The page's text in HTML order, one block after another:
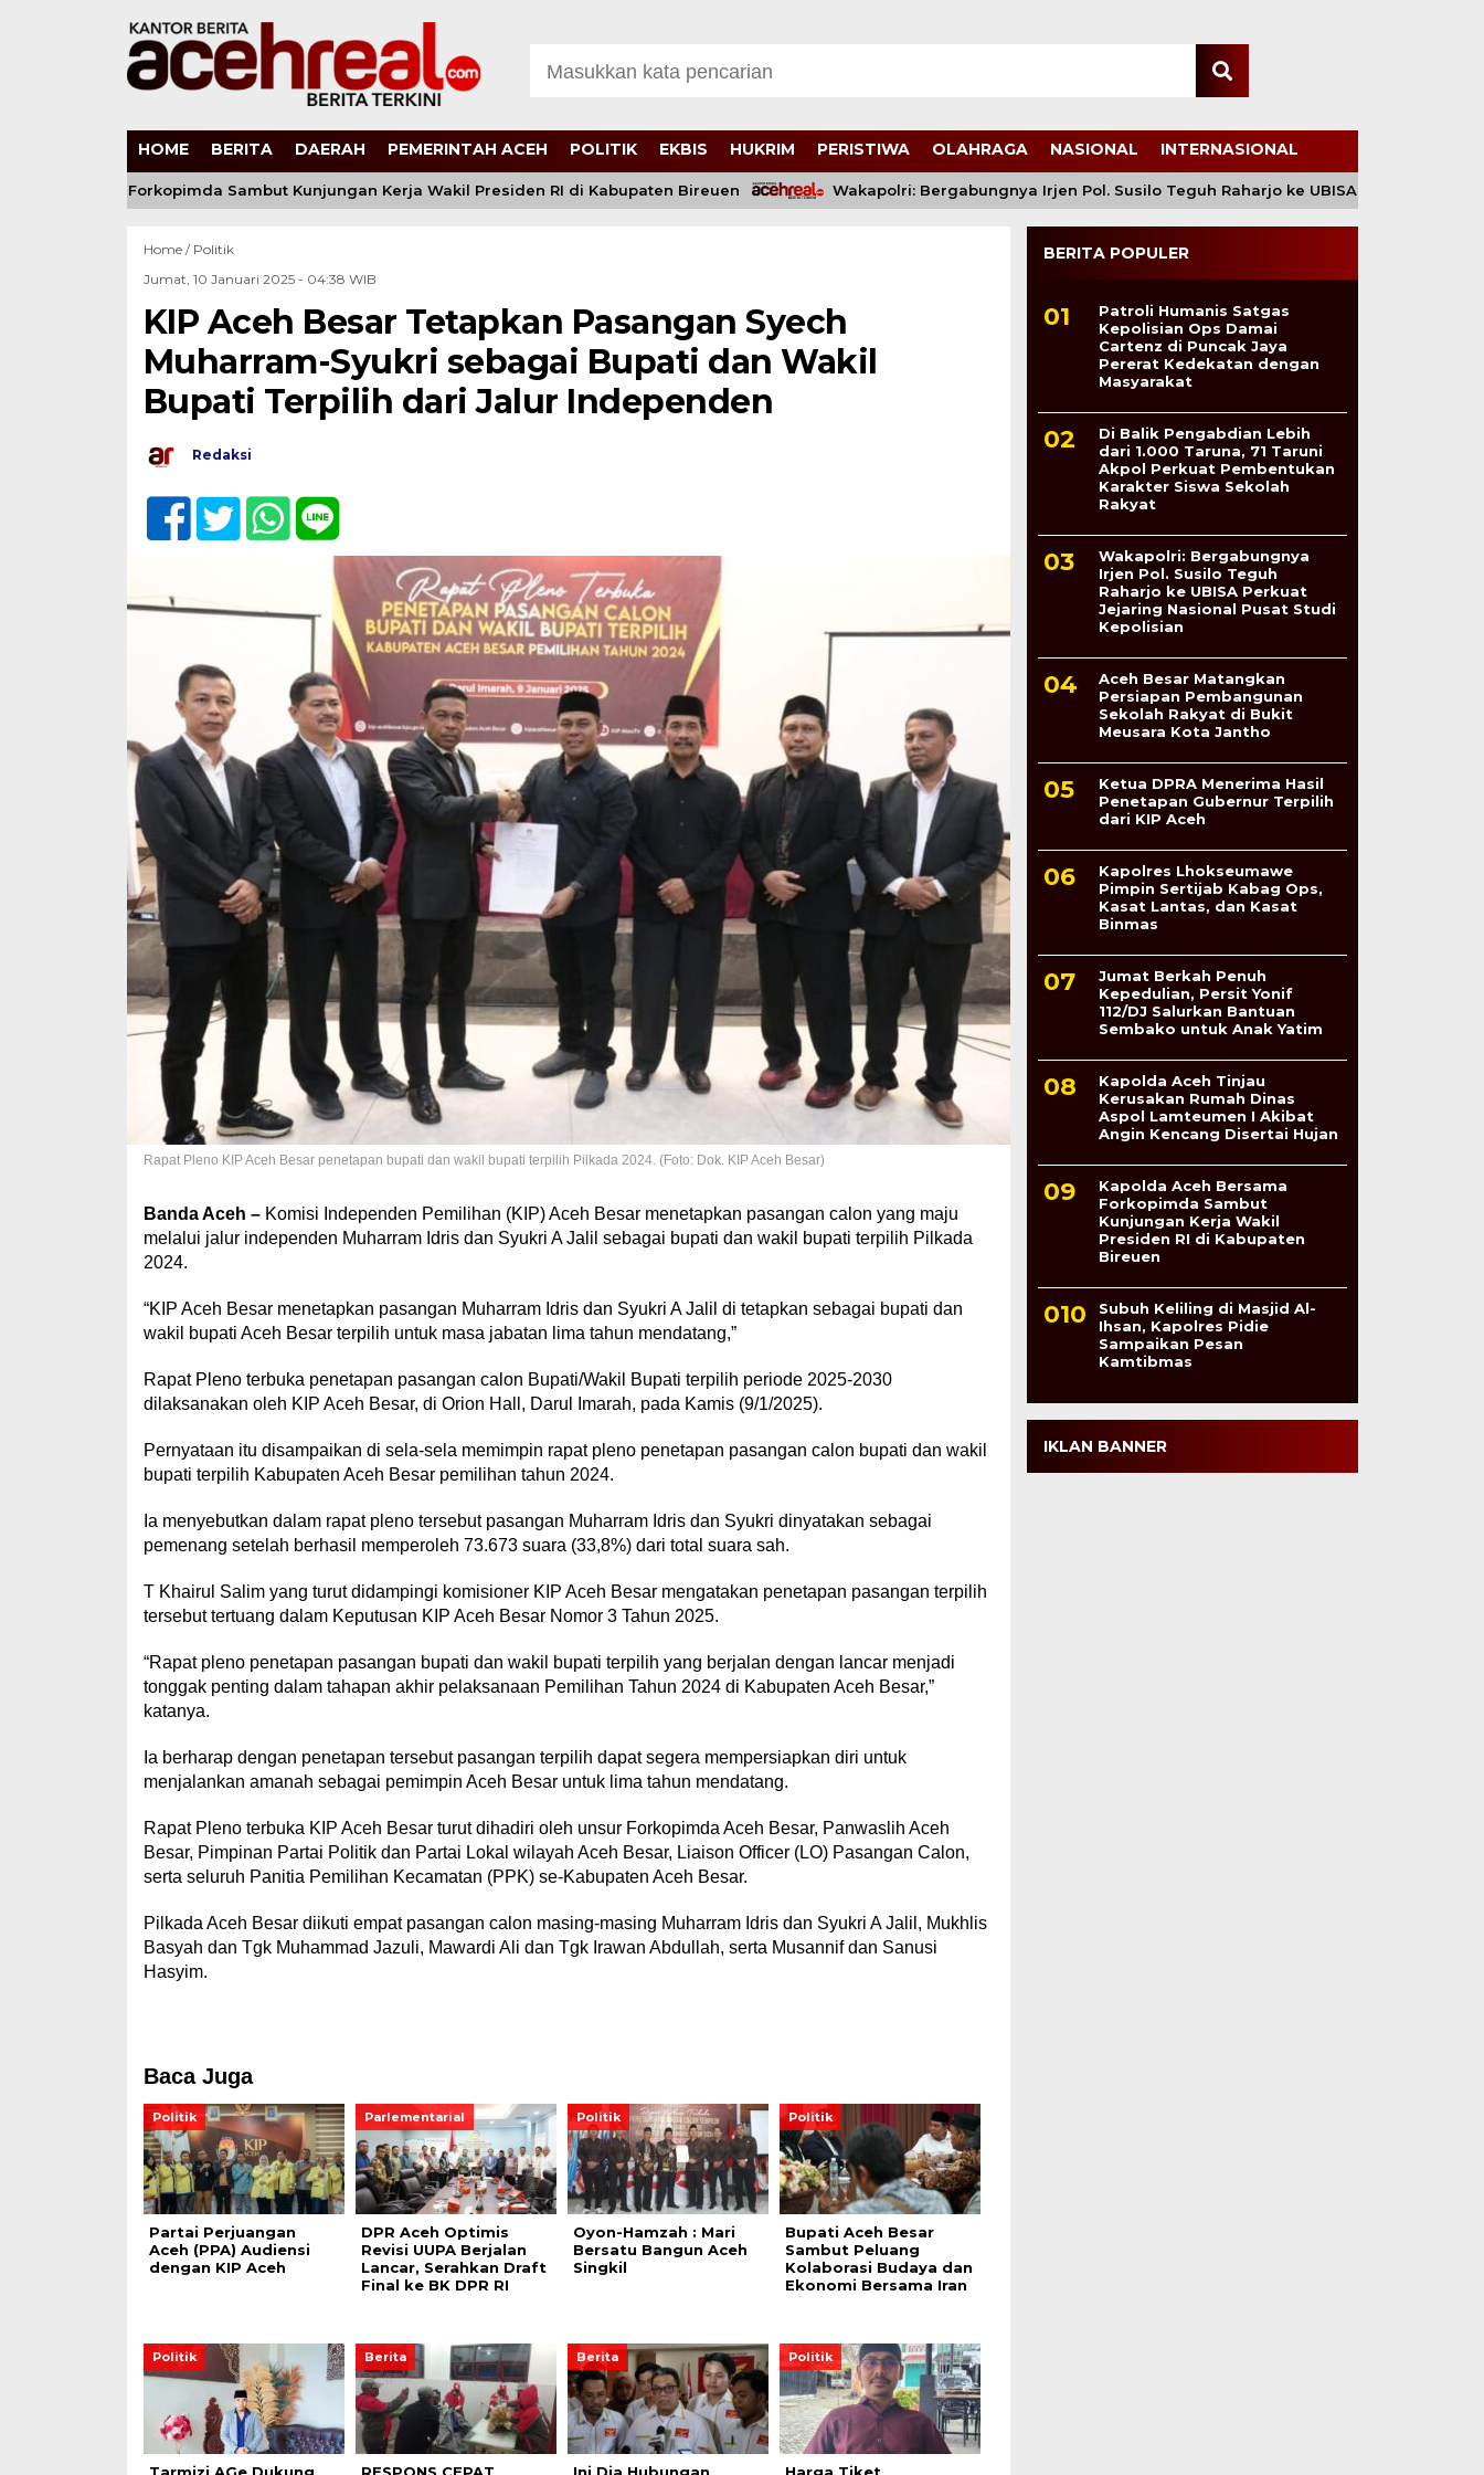
HOME BERITA DAERAH PEMERINTAH ACEH POLITIK EKBIS HUKRIM PERISTIWA OLAHRAGA NASIONAL INTERNASIONAL
Bersama Forkopimda Sambut Kunjungan Kerja Wakil Presiden RI di Kabupaten Bireuen Wakapolri: Bergabungnya Irjen Pol. Susilo Teguh Raharjo ke UBISA Perkuat Jejaring
Home / Politik
Jumat, 10 Januari 2025 - 04:38 WIB
KIP Aceh Besar Tetapkan Pasangan Syech
Muharram-Syukri sebagai Bupati dan Wakil
Bupati Terpilih dari Jalur Independen
Redaksi
Rapat Pleno KIP Aceh Besar penetapan bupati dan wakil bupati terpilih Pilkada 2024. (Foto: Dok. KIP Aceh Besar)
Banda Aceh –Komisi Independen Pemilihan (KIP) Aceh Besar menetapkan pasangan calon yang maju
melalui jalur independen Muharram Idris dan Syukri A Jalil sebagai bupati dan wakil bupati terpilih Pilkada
2024.
“KIP Aceh Besar menetapkan pasangan Muharram Idris dan Syukri A Jalil di tetapkan sebagai bupati dan
wakil bupati Aceh Besar terpilih untuk masa jabatan lima tahun mendatang,”
Rapat Pleno terbuka penetapan pasangan calon Bupati/Wakil Bupati terpilih periode 2025-2030
dilaksanakan oleh KIP Aceh Besar, di Orion Hall, Darul Imarah, pada Kamis (9/1/2025).
Pernyataan itu disampaikan di sela-sela memimpin rapat pleno penetapan pasangan calon bupati dan wakil
bupati terpilih Kabupaten Aceh Besar pemilihan tahun 2024.
Ia menyebutkan dalam rapat pleno tersebut pasangan Muharram Idris dan Syukri dinyatakan sebagai
pemenang setelah berhasil memperoleh 73.673 suara (33,8%) dari total suara sah.
T Khairul Salim yang turut didampingi komisioner KIP Aceh Besar mengatakan penetapan pasangan terpilih
tersebut tertuang dalam Keputusan KIP Aceh Besar Nomor 3 Tahun 2025.
“Rapat pleno penetapan pasangan bupati dan wakil bupati terpilih yang berjalan dengan lancar menjadi
tonggak penting dalam tahapan akhir pelaksanaan Pemilihan Tahun 2024 di Kabupaten Aceh Besar,”
katanya.
Ia berharap dengan penetapan tersebut pasangan terpilih dapat segera mempersiapkan diri untuk
menjalankan amanah sebagai pemimpin Aceh Besar untuk lima tahun mendatang.
Rapat Pleno terbuka KIP Aceh Besar turut dihadiri oleh unsur Forkopimda Aceh Besar, Panwaslih Aceh
Besar, Pimpinan Partai Politik dan Partai Lokal wilayah Aceh Besar, Liaison Officer (LO) Pasangan Calon,
serta seluruh Panitia Pemilihan Kecamatan (PPK) se-Kabupaten Aceh Besar.
Pilkada Aceh Besar diikuti empat pasangan calon masing-masing Muharram Idris dan Syukri A Jalil, Mukhlis
Basyah dan Tgk Muhammad Jazuli, Mawardi Ali dan Tgk Irawan Abdullah, serta Musannif dan Sanusi
Hasyim.
Baca Juga
Politik
Partai Perjuangan
Aceh (PPA) Audiensi
dengan KIP Aceh
Parlementarial
DPR Aceh Optimis
Revisi UUPA Berjalan
Lancar, Serahkan Draft
Final ke BK DPR RI
Politik
Oyon-Hamzah : Mari
Bersatu Bangun Aceh
Singkil
Politik
Bupati Aceh Besar
Sambut Peluang
Kolaborasi Budaya dan
Ekonomi Bersama Iran
Politik Berita Berita Politik
BERITA POPULER
Patroli Humanis Satgas
Kepolisian Ops Damai
Cartenz di Puncak Jaya
Pererat Kedekatan dengan
Masyarakat
Di Balik Pengabdian Lebih
dari 1.000 Taruna, 71 Taruni
Akpol Perkuat Pembentukan
Karakter Siswa Sekolah
Rakyat
Wakapolri: Bergabungnya
Irjen Pol. Susilo Teguh
Raharjo ke UBISA Perkuat
Jejaring Nasional Pusat Studi
Kepolisian
Aceh Besar Matangkan
Persiapan Pembangunan
Sekolah Rakyat di Bukit
Meusara Kota Jantho
Ketua DPRA Menerima Hasil
Penetapan Gubernur Terpilih
dari KIP Aceh
Kapolres Lhokseumawe
Pimpin Sertijab Kabag Ops,
Kasat Lantas, dan Kasat
Binmas
Jumat Berkah Penuh
Kepedulian, Persit Yonif
112/DJ Salurkan Bantuan
Sembako untuk Anak Yatim
Kapolda Aceh Tinjau
Kerusakan Rumah Dinas
Aspol Lamteumen I Akibat
Angin Kencang Disertai Hujan
Kapolda Aceh Bersama
Forkopimda Sambut
Kunjungan Kerja Wakil
Presiden RI di Kabupaten
Bireuen
Subuh Keliling di Masjid Al-
Ihsan, Kapolres Pidie
Sampaikan Pesan
Kamtibmas
IKLAN BANNER